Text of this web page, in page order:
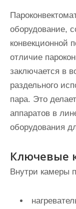
оборудование,
конвекционной
отличие
заключается в
раздельного
пара. Это
аппаратов в
оборудования
Ключевые
Внутри камеры